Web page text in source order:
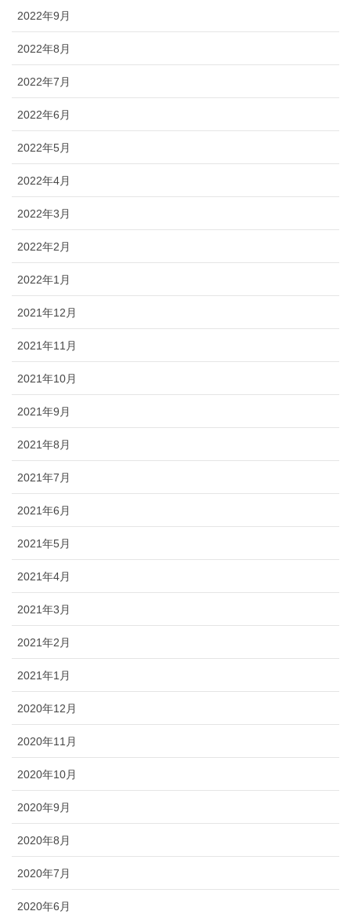
2022年9月
2022年8月
2022年7月
2022年6月
2022年5月
2022年4月
2022年3月
2022年2月
2022年1月
2021年12月
2021年11月
2021年10月
2021年9月
2021年8月
2021年7月
2021年6月
2021年5月
2021年4月
2021年3月
2021年2月
2021年1月
2020年12月
2020年11月
2020年10月
2020年9月
2020年8月
2020年7月
2020年6月